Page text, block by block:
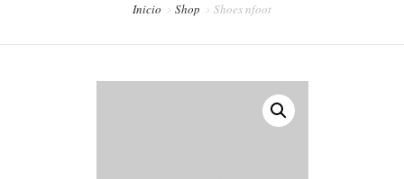
Inicio Shop Shoes nfoot